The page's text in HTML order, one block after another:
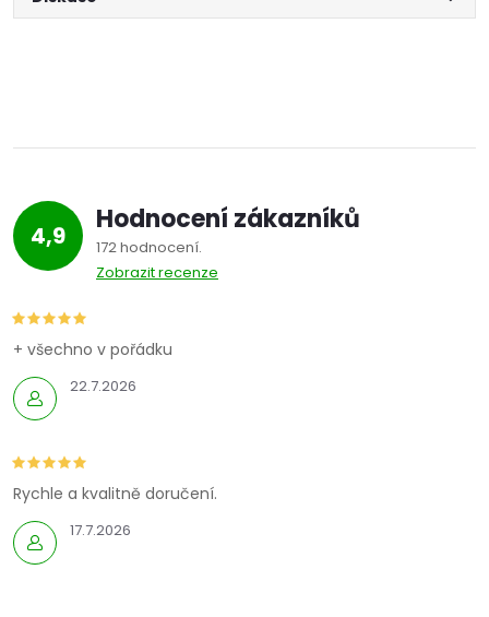
4,9 Hodnocení zákazníků
172 hodnocení
Zobrazit recenze
22.7.2026
+ všechno v pořádku
17.7.2026
Rychle a kvalitně doručení.